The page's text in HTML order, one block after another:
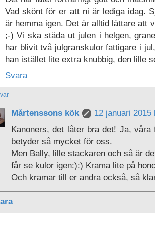
Vad skönt för er att ni är lediga idag.
är hemma igen. Det är alltid lättare att
;-) Vi ska städa ut julen i helgen,
har blivit två julgranskulor fattigare i
han istället lite extra knubbig, den lille
Svara
Mårtenssons kök
12 januari 2015
Kanoners, det låter bra det! Ja,
betyder så mycket för oss.
Men Bally, lille stackaren och så är
får se kulor igen:):) Krama lite på
Och kramar till er andra också, så